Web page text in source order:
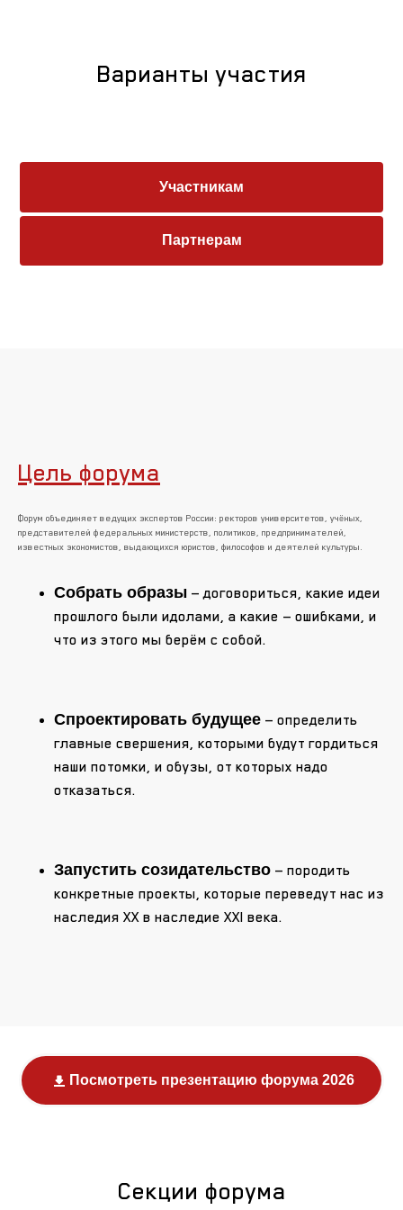
Варианты участия
Участникам
Партнерам
Цель форума
Форум объединяет ведущих экспертов России: ректоров университетов, учёных,
представителей федеральных министерств, политиков, предпринимателей,
известных экономистов, выдающихся юристов, философов и деятелей культуры.
Собрать образы — договориться, какие идеи
прошлого были идолами, а какие — ошибками, и
что из этого мы берём с собой.
Спроектировать будущее — определить
главные свершения, которыми будут гордиться
наши потомки, и обузы, от которых надо
отказаться.
Запустить созидательство — породить
конкретные проекты, которые переведут нас из
наследия XX в наследие XXI века.
Посмотреть презентацию форума 2026
Секции форума